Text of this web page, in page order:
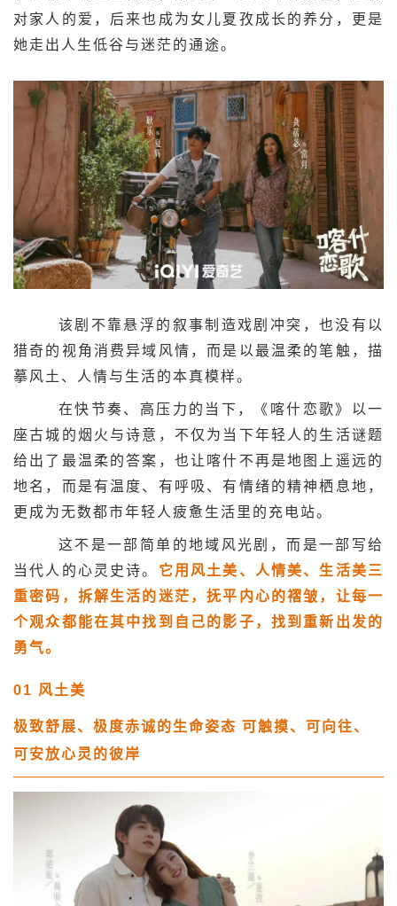
对家人的爱，后来也成为女儿夏孜成长的养分，更是
她走出人生低谷与迷茫的通途。
该剧不靠悬浮的叙事制造戏剧冲突，也没有以
猎奇的视角消费异域风情，而是以最温柔的笔触，描
摹风土、人情与生活的本真模样。
在快节奏、高压力的当下，《喀什恋歌》以一
座古城的烟火与诗意，不仅为当下年轻人的生活谜题
给出了最温柔的答案，也让喀什不再是地图上遥远的
地名，而是有温度、有呼吸、有情绪的精神栖息地，
更成为无数都市年轻人疲惫生活里的充电站。
这不是一部简单的地域风光剧，而是一部写给
当代人的心灵史诗。 它用风土美、人情美、生活美三
重密码，拆解生活的迷茫，抚平内心的褶皱，让每一
个观众都能在其中找到自己的影子，找到重新出发的
勇气。
01 风土美
极致舒展、极度赤诚的生命姿态 可触摸、可向往、
可安放心灵的彼岸